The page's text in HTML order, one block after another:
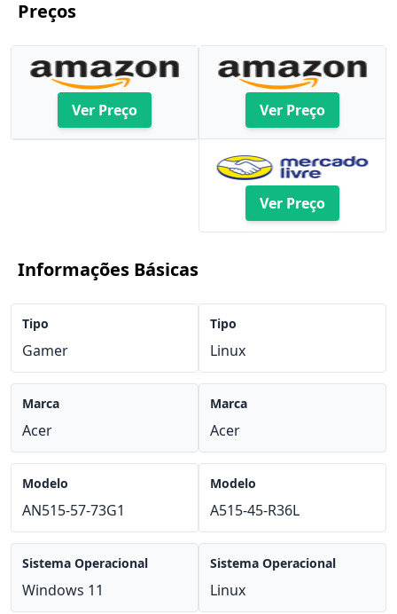
Preços
Ver Preço Ver Preço
Ver Preço
Informações Básicas
Tipo
Gamer
Marca
Acer
Modelo
AN515-57-73G1
Sistema Operacional
Windows 11
Tipo
Linux
Marca
Acer
Modelo
A515-45-R36L
Sistema Operacional
Linux